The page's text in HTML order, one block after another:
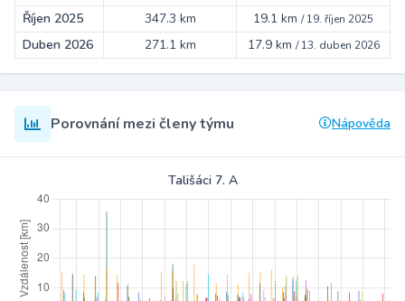
Říjen 2025 347.3 km 19.1 km /19. říjen 2025
Duben 2026 271.1 km 17.9 km /13. duben 2026
Porovnání mezi členy týmu Nápověda
Tališáci 7. A